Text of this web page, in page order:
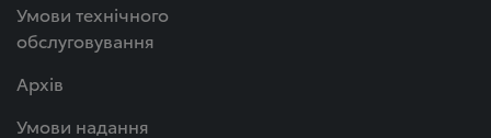
Умови технічного
обслуговування
Архів
Умови надання